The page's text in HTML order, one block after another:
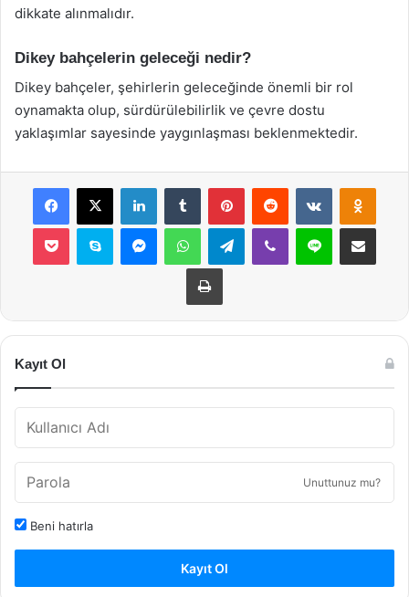
dikkate alınmalıdır.
Dikey bahçelerin geleceği nedir?
Dikey bahçeler, şehirlerin geleceğinde önemli bir rol
oynamakta olup, sürdürülebilirlik ve çevre dostu
yaklaşımlar sayesinde yaygınlaşması beklenmektedir.
Facebook
X LinkedInTumblr PinterestReddit VKontakte
Pocket Skype MessengerWhatsAppTelegramViber Line E-Posta ile
Yazdır
Kayıt Ol
Unuttunuz mu?
Beni hatırla
Kayıt Ol